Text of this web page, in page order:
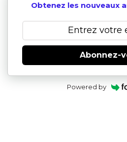
Obtenez les nouveaux
Abonnez-
Powered by